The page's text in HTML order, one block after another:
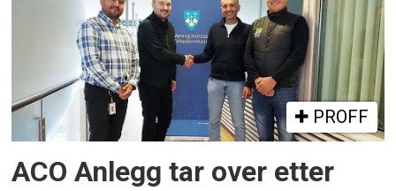
PROFF
ACO Anlegg tar over etter